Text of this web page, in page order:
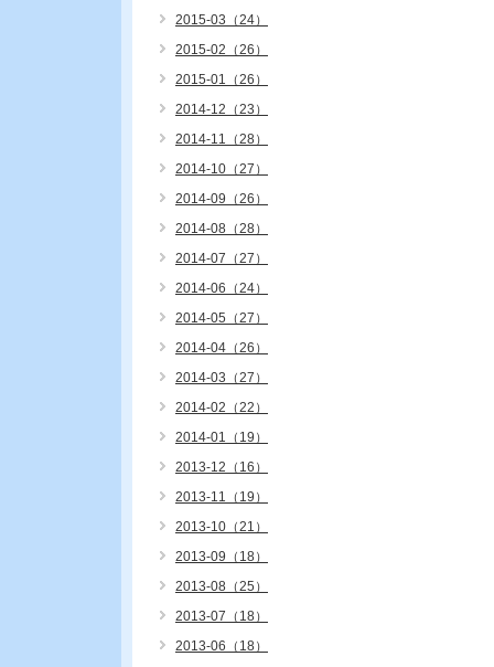
2015-03（24）
2015-02（26）
2015-01（26）
2014-12（23）
2014-11（28）
2014-10（27）
2014-09（26）
2014-08（28）
2014-07（27）
2014-06（24）
2014-05（27）
2014-04（26）
2014-03（27）
2014-02（22）
2014-01（19）
2013-12（16）
2013-11（19）
2013-10（21）
2013-09（18）
2013-08（25）
2013-07（18）
2013-06（18）